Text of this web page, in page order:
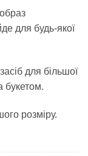
для будь-якої
для більшої
букетом.
розміру.